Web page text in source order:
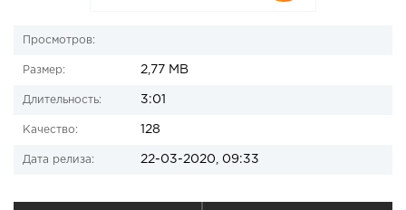
Просмотров:
Размер: 2,77 MB
Длительность: 3:01
Качество: 128
Дата релиза: 22-03-2020, 09:33